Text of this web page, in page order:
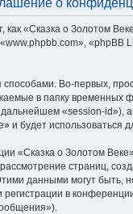
как «Сказка о Золотом
Во-первых,
в папку временных
«session-id»),
и будет
«Сказка о Золотом
рассмотрение страниц,
данными могут
в